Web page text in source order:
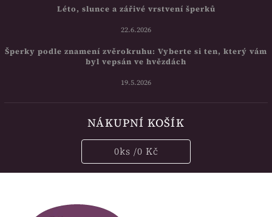
Léto, slunce a zářivé vrstvení šperků
22.6.2026
Šperky podle znamení zvěrokruhu: Vyberte si ten, který vám
byl vepsán ve hvězdách
19.5.2026
NÁKUPNÍ KOŠÍK
0ks /0 Kč